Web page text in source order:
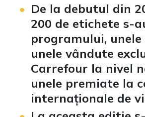
De la debutul din
200 de etichete s-
programului,
unele vândute
Carrefour la nivel
unele premiate la
internaționale de